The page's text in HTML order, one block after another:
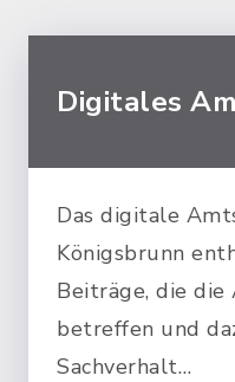
Digitales
Das digitale
Königsbrunn
Beiträge, die
betreffen und
Sachverhalt…